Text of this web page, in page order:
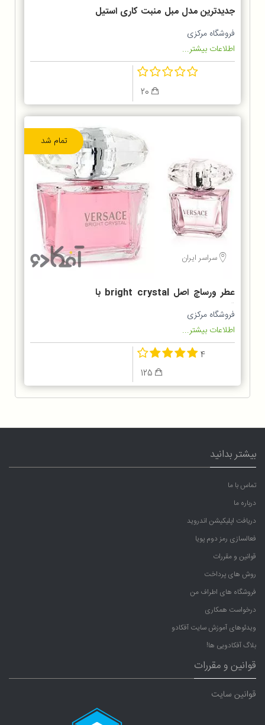
جدیدترین مدل مبل منبت کاری استیل
و راحتی منزل
فروشگاه مرکزی
اطلاعات بیشتر...
تمام شد
سراسر ایران
عطر ورساچ اصل bright crystal با
قیمت عالی
فروشگاه مرکزی
اطلاعات بیشتر...
4
بیشتر بدانید
تماس با ما
درباره ما
دریافت اپلیکیشن اندروید
فعالسازی رمز دوم پویا
قوانین و مقررات
روش های پرداخت
فروشگاه های اطراف من
درخواست همکاری
ویدئوهای آموزش سایت آفکادو
بلاگ آفکادویی ها!
قوانین و مقررات
قوانین سایت